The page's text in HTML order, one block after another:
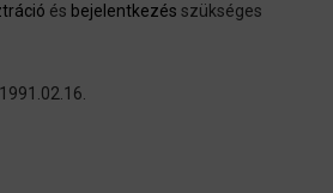
és bejelentkezés szükséges